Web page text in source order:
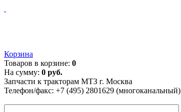
Корзина
Товаров в корзине: 0
На сумму: 0 руб.
Запчасти к тракторам МТЗ г. Москва
Телефон/факс: +7 (495) 2801629 (многоканальный)